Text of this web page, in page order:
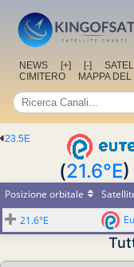
NEWS [+] [-]
CIMITERO
MAPPA DEL
23.5E
(21.6°E
Posizione orbitale
21.6°E